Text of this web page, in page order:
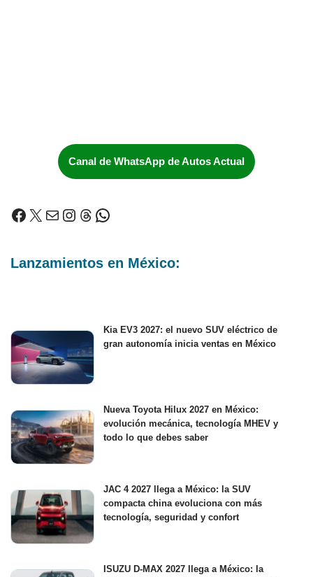
Canal de WhatsApp de Autos Actual
Lanzamientos en México:
Kia EV3 2027: el nuevo SUV eléctrico de
gran autonomía inicia ventas en México
Nueva Toyota Hilux 2027 en México:
evolución mecánica, tecnología MHEV y
todo lo que debes saber
JAC 4 2027 llega a México: la SUV
compacta china evoluciona con más
tecnología, seguridad y confort
ISUZU D-MAX 2027 llega a México: la